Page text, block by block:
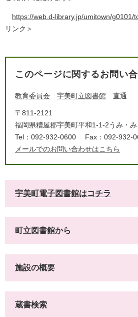
https://web.d-library.jp/umitown/g0101/
リンク＞
このページに関するお問い
教育委員会 宇美町立図書館 直通
〒811-2121
福岡県糟屋郡宇美町平和1-1-2うみ・
Tel：092-932-0600
Fax：092-932-
メールでのお問い合わせはこちら
宇美町電子図書館はコチラ
町立図書館から
施設の概要
蔵書検索